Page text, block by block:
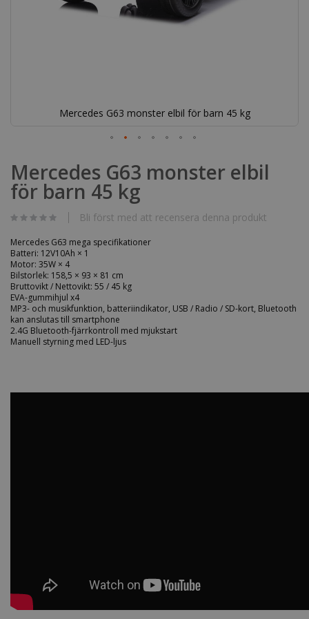
Mercedes G63 monster elbil för barn 45 kg
till
början
av
bildgalleriet
Mercedes G63 monster elbil
för barn 45 kg
Bli först med att recensera denna produkt
Mercedes G63 mega specifikationer
Batteri: 12V10Ah × 1
Motor: 35W × 4
Bilstorlek: 158,5 × 93 × 81 cm
Bruttovikt / Nettovikt: 55 / 45 kg
EVA-gummihjul x4
MP3- och musikfunktion, batteriindikator, USB / Radio / SD-kort, Bluetooth
kan anslutas till smartphone
2.4G Bluetooth-fjärrkontroll med mjukstart
Manuell styrning med LED-ljus